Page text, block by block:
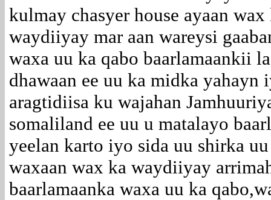
kulmay chasyer house ayaan wax
waydiiyay mar aan wareysi
waxa uu ka qabo baarlamaankii
dhawaan ee uu ka midka yahayn
aragtidiisa ku wajahan
somaliland ee uu u matalayo
yeelan karto iyo sida uu shirka
waxaan wax ka waydiiyay
baarlamaanka waxa uu ka